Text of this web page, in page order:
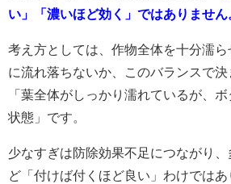
い」「濃いほど効く」ではありません
考え方としては、作物全体を十分濡
に流れ落ちないか、このバランスで決
「葉全体がしっかり濡れているが、
状態」です。
少なすぎは防除効果不足につながり
ど「付けば付くほど良い」わけでは